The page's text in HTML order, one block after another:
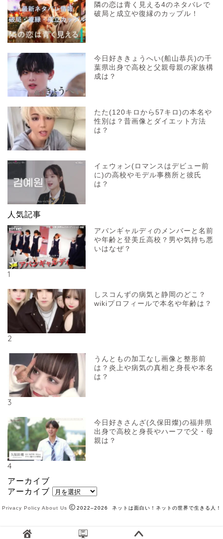
隣の恋は青く見える4のネタバレで
破局と成立や復縁のカップル！
今日好ききょうへい(船山恭兵)の千
葉県出身で高校と父親母親の家族構
成は？
たた(120キロから57キロ)の本名や
性別は？昔画像とダイエット方法
は？
イェウォン(ロマンスはデビュー前
に)の高校やモデル事務所と彼氏
は？
人気記事
1
アバンギャルディのメンバーと名前
や年齢と登美丘高校？男や気持ち悪
いはなぜ？
2
しスコんずの病気と静岡のどこ？
wikiプロフィールで本名や年齢は？
3
うんともの加工なし画像と整形前
は？炎上や病気の真相と身長や本名
は？
4
今日好きさんざ(久保田燦)の福井県
出身で高校と身長やハーフで父・母
親は？
アーカイブ
アーカイブ
Privacy Policy About Us 2022–2026 ネットは面白い！ネットの世界で生きる人！